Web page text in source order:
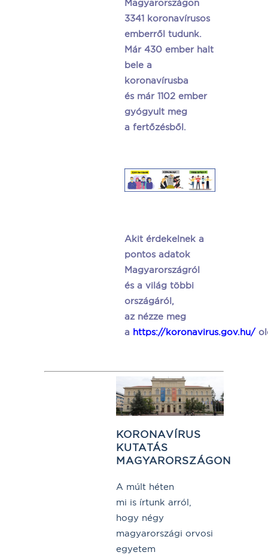
Magyarországon
3341 koronavírusos
emberről tudunk.
Már 430 ember halt
bele a
koronavírusba
és már 1102 ember
gyógyult meg
a fertőzésből.
Akit érdekelnek a
pontos adatok
Magyarországról
és a világ többi
országáról,
az nézze meg
a https://koronavirus.gov.hu/
KORONAVÍRUS
KUTATÁS
MAGYARORSZÁGON
A múlt héten
mi is írtunk arról,
hogy négy
magyarországi orvosi
egyetem